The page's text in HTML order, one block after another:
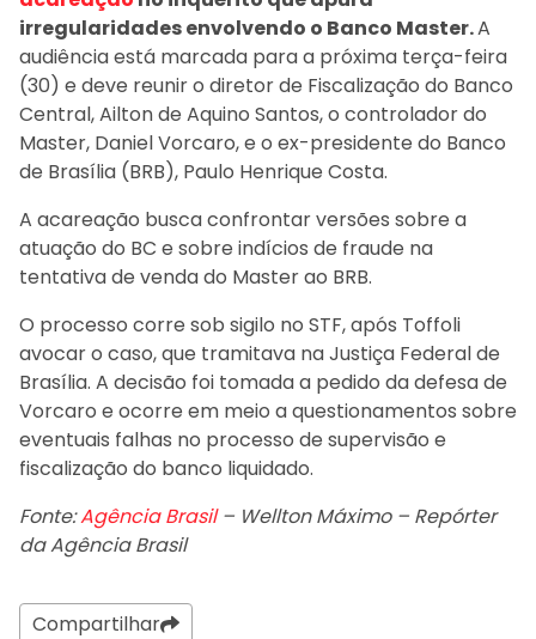
irregularidades envolvendo o Banco Master.A
audiência está marcada para a próxima terça-feira
(30) e deve reunir o diretor de Fiscalização do Banco
Central, Ailton de Aquino Santos, o controlador do
Master, Daniel Vorcaro, e o ex-presidente do Banco
de Brasília (BRB), Paulo Henrique Costa.
A acareação busca confrontar versões sobre a
atuação do BC e sobre indícios de fraude na
tentativa de venda do Master ao BRB.
O processo corre sob sigilo no STF, após Toffoli
avocar o caso, que tramitava na Justiça Federal de
Brasília. A decisão foi tomada a pedido da defesa de
Vorcaro e ocorre em meio a questionamentos sobre
eventuais falhas no processo de supervisão e
fiscalização do banco liquidado.
Fonte:Agência Brasil– Wellton Máximo – Repórter
da Agência Brasil
Compartilhar